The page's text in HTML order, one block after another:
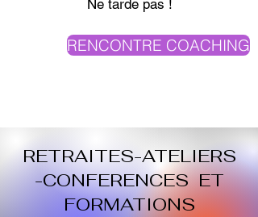
Ne tarde pas !
RENCONTRE COACHING
RETRAITES-ATELIERS
-CONFERENCES ET
FORMATIONS